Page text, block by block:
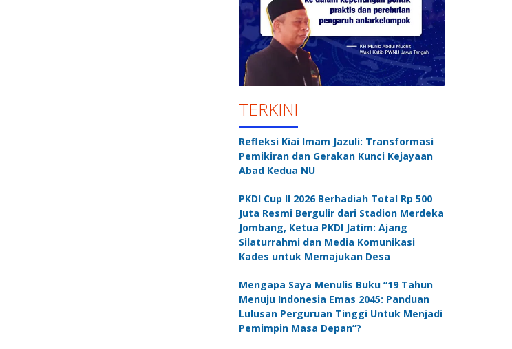
TERKINI
Refleksi Kiai Imam Jazuli: Transformasi
Pemikiran dan Gerakan Kunci Kejayaan
Abad Kedua NU
PKDI Cup II 2026 Berhadiah Total Rp 500
Juta Resmi Bergulir dari Stadion Merdeka
Jombang, Ketua PKDI Jatim: Ajang
Silaturrahmi dan Media Komunikasi
Kades untuk Memajukan Desa
Mengapa Saya Menulis Buku “19 Tahun
Menuju Indonesia Emas 2045: Panduan
Lulusan Perguruan Tinggi Untuk Menjadi
Pemimpin Masa Depan”?